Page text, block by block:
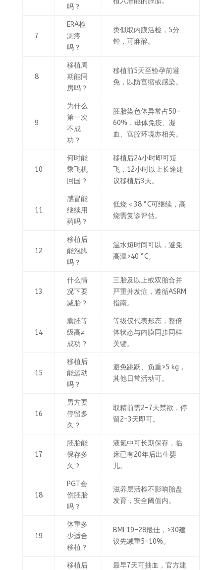
吗？
7
ERA检
测疼
吗？
类似取内膜活检，5分
钟，可麻醉。
8
移植周
期能同
房吗？
移植前5天至验孕前避
免，以防宫缩或感染。
9
为什么
第一次
不成
功？
胚胎染色体异常占50–
60%，母体免疫、凝
血、宫腔环境亦相关。
10
何时能
乘飞机
回国？
移植后24小时即可短
飞，12小时以上长途建
议移植后3天。
11
感冒能
继续用
药吗？
低烧＜38 °C可继续，高
烧需复诊评估。
12
移植后
能泡脚
吗？
温水短时间可以，避免
高温>40 °C。
13
什么情
况下要
减胎？
三胎及以上或双胎合并
严重并发症，遵循ASRM
指南。
14
囊胚等
级高≠
成功？
等级仅代表形态，整倍
体状态与内膜同步同样
关键。
15
移植后
能运动
吗？
避免跳跃、负重>5 kg，
其他日常活动可。
16
男方要
停留多
久？
取精前需2–7天禁欲，停
留2–3天即可。
17
胚胎能
保存多
久？
液氮中可长期保存，临
床已有20年后出生婴
儿。
18
PGT会
伤胚胎
吗？
滋养层活检不影响胎盘
发育，安全阈值内。
19
体重多
少适合
移植？
BMI 19–28最佳，>30建
议先减重5–10%。
移植后
最早7天可抽血，官方建